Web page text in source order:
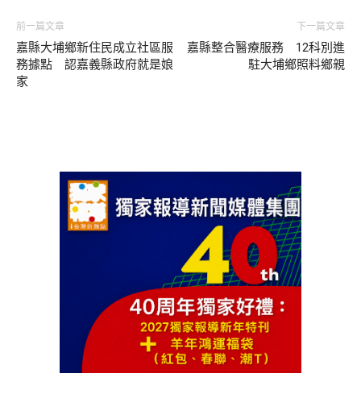
前一篇文章
嘉縣大埔鄉新住民成立社區服
務據點 認嘉義縣政府就是娘
家
下一篇文章
嘉縣整合醫療服務 12科別進
駐大埔鄉照料鄉親